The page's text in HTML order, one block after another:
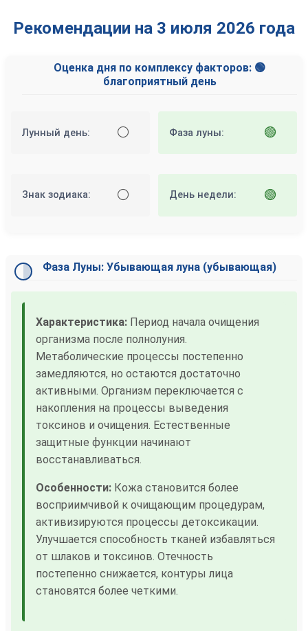
Рекомендации на 3 июля 2026 года
Оценка дня по комплексу факторов: 🟢
благоприятный день
Лунный день: ⚪ Фаза луны: 🟢
Знак зодиака: ⚪ День недели: 🟢
Фаза Луны: Убывающая луна (убывающая)
Характеристика: Период начала очищения
организма после полнолуния.
Метаболические процессы постепенно
замедляются, но остаются достаточно
активными. Организм переключается с
накопления на процессы выведения
токсинов и очищения. Естественные
защитные функции начинают
восстанавливаться.
Особенности: Кожа становится более
восприимчивой к очищающим процедурам,
активизируются процессы детоксикации.
Улучшается способность тканей избавляться
от шлаков и токсинов. Отечность
постепенно снижается, контуры лица
становятся более четкими.